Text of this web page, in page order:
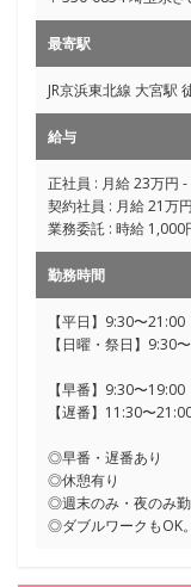
最寄駅
JR京浜東北線 大宮駅
給与
正社員 : 月給 23万円
契約社員 : 月給 21万
業務委託 : 時給 1,000
勤務時間
【平日】9:30〜21:00
【日曜・祭日】9:30
【早番】9:30〜19:00
【遅番】11:30〜
◎早番・遅番あり
◎休憩有り
◎週末のみ・夜のみ
◎ダブルワークもOK。